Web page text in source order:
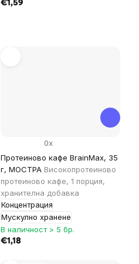
€1,59
Протеиново кафе BrainMax, 35
г, МОСТРА Високопротеиново
протеиново кафе, 1 порция,
хранителна добавка
Концентрация
Мускулно хранене
0x
В наличност > 5 бр.
€1,18